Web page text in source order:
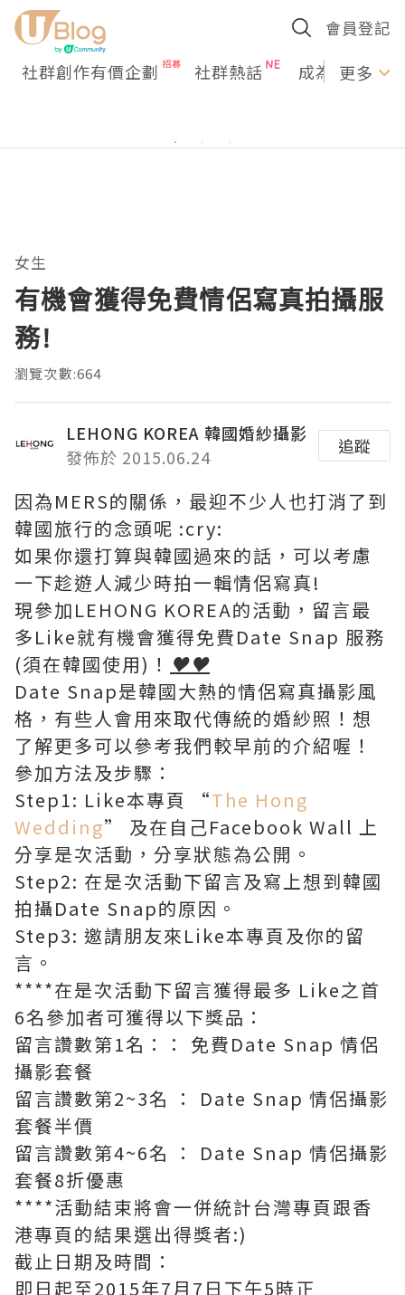
會員登記
社群創作有價企劃 社群熱話 成為U更多
女生
有機會獲得免費情侶寫真拍攝服
務!
瀏覽次數:664
LEHONG KOREA 韓國婚紗攝影
發佈於 2015.06.24
追蹤
因為MERS的關係，最迎不少人也打消了到
韓國旅行的念頭呢 :cry:
如果你還打算與韓國過來的話，可以考慮
一下趁遊人減少時拍一輯情侶寫真!
現參加LEHONG KOREA的活動，留言最
多Like就有機會獲得免費Date Snap 服務
(須在韓國使用)！ ♥♥
Date Snap是韓國大熱的情侶寫真攝影風
格，有些人會用來取代傳統的婚紗照！想
了解更多可以參考我們較早前的介紹喔！
參加方法及步驟：
Step1: Like本專頁 “The Hong
Wedding” 及在自己Facebook Wall 上
分享是次活動，分享狀態為公開。
Step2: 在是次活動下留言及寫上想到韓國
拍攝Date Snap的原因。
Step3: 邀請朋友來Like本專頁及你的留
言。
****在是次活動下留言獲得最多 Like之首
6名參加者可獲得以下獎品：
留言讚數第1名：： 免費Date Snap 情侶
攝影套餐
留言讚數第2~3名 ： Date Snap 情侶攝影
套餐半價
留言讚數第4~6名 ： Date Snap 情侶攝影
套餐8折優惠
****活動結束將會一併統計台灣專頁跟香
港專頁的結果選出得獎者:)
截止日期及時間：
即日起至2015年7月7日下午5時正